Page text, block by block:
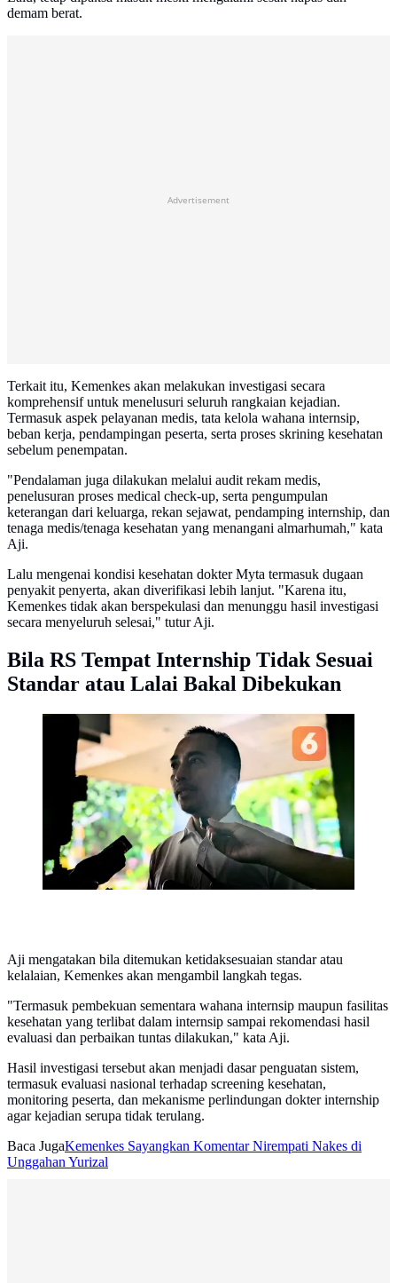
demam berat.
Advertisement
Terkait itu, Kemenkes akan melakukan investigasi secara
komprehensif untuk menelusuri seluruh rangkaian kejadian.
Termasuk aspek pelayanan medis, tata kelola wahana internsip,
beban kerja, pendampingan peserta, serta proses skrining kesehatan
sebelum penempatan.
"Pendalaman juga dilakukan melalui audit rekam medis,
penelusuran proses medical check-up, serta pengumpulan
keterangan dari keluarga, rekan sejawat, pendamping internship, dan
tenaga medis/tenaga kesehatan yang menangani almarhumah," kata
Aji.
Lalu mengenai kondisi kesehatan dokter Myta termasuk dugaan
penyakit penyerta, akan diverifikasi lebih lanjut. "Karena itu,
Kemenkes tidak akan berspekulasi dan menunggu hasil investigasi
secara menyeluruh selesai," tutur Aji.
Bila RS Tempat Internship Tidak Sesuai
Standar atau Lalai Bakal Dibekukan
Kepala Biro Komunikasi dan Informasi Publik
Kementerian Kesehatan, Aji Muhawarman Foto:
Liputan6.com/Ade Nasihudin.
Aji mengatakan bila ditemukan ketidaksesuaian standar atau
kelalaian, Kemenkes akan mengambil langkah tegas.
"Termasuk pembekuan sementara wahana internsip maupun fasilitas
kesehatan yang terlibat dalam internsip sampai rekomendasi hasil
evaluasi dan perbaikan tuntas dilakukan," kata Aji.
Hasil investigasi tersebut akan menjadi dasar penguatan sistem,
termasuk evaluasi nasional terhadap screening kesehatan,
monitoring peserta, dan mekanisme perlindungan dokter internship
agar kejadian serupa tidak terulang.
Baca JugaKemenkes Sayangkan Komentar Nirempati Nakes di
Unggahan Yurizal